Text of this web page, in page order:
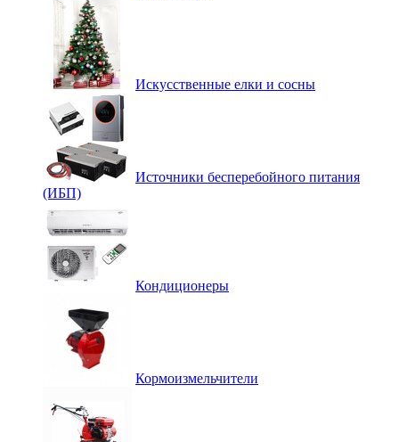
Искусственные елки и сосны
Источники бесперебойного питания
(ИБП)
Кондиционеры
Кормоизмельчители